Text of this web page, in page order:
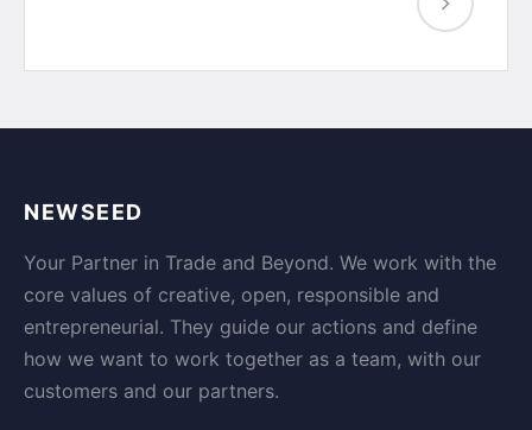
NEWSEED
Your Partner in Trade and Beyond. We work with the
core values of creative, open, responsible and
entrepreneurial. They guide our actions and define
how we want to work together as a team, with our
customers and our partners.